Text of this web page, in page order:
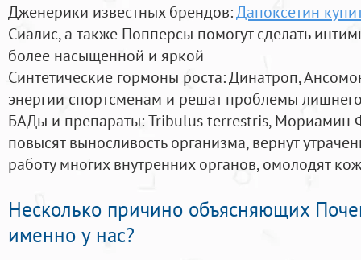
Дженерики известных брендов:Дапоксетин
Сиалис, а также Попперсы помогут сделать
более насыщенной и яркой
Синтетические гормоны роста: Динатроп,
энергии спортсменам и решат проблемы
БАДы и препараты:Tribulus terrestris, Мориамин
повысят выносливость организма, вернут
работу многих внутренних органов, омолодят
Несколько причино объясняющих
именно у нас?